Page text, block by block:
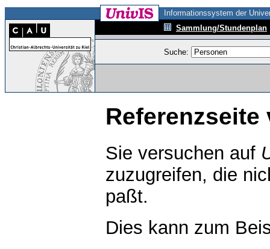
Informationssystem der
Sammlung/Stundenplan
Suche:
Referenzseite
Sie versuchen auf
zuzugreifen, die
paßt.
Dies kann zum